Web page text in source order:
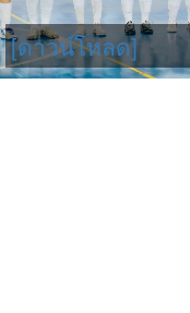
[ดาวน์โหลด]